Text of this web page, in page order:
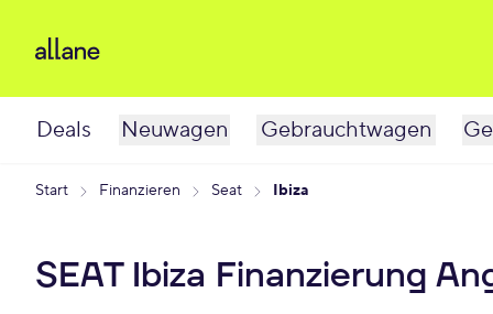
Deals Neuwagen Gebrauchtwagen
Start Finanzieren Seat Ibiza
SEAT Ibiza Finanzierung